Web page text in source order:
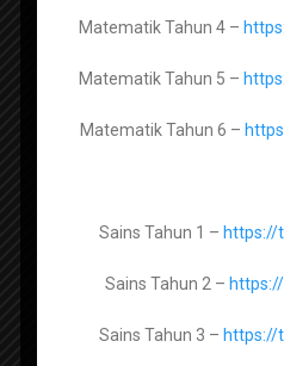
Ujian Akhir Sesi
hingga Tahun 6
https://
Sains Tingkatan 1 –
Sains Tingkatan 3 -
Sains Tingkatan 4 -
Sains Tingkatan 5 -
Matematik Tahun 4 –
Matematik Tahun 5 –
Matematik Tahun 6 –
Sains Tahun 1 – https://
Sains Tahun 2 –
Sains Tahun 3 – https://